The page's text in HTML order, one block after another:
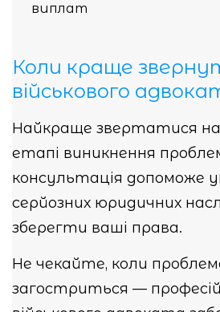
виплат
Коли краще
військового
Найкраще звертатися
етапі виникнення
консультація допоможе
серйозних юридичних
зберегти ваші права.
Не чекайте, коли
загостриться —